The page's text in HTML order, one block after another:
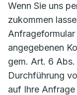
Wenn Sie uns
zukommen
angegebenen
gem. Art. 6 Abs.
Durchführung
auf Ihre